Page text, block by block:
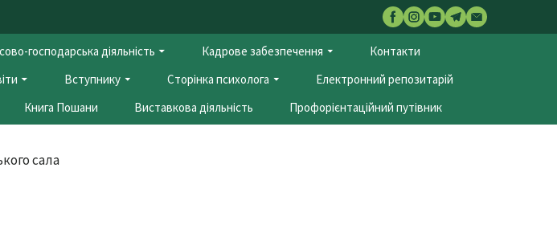
господарська діяльність Кадрове забезпечення
Контакти
Вступнику Сторінка психолога
Електронний репозитарій
Книга Пошани Виставкова діяльність Профорієнтаційний путівник